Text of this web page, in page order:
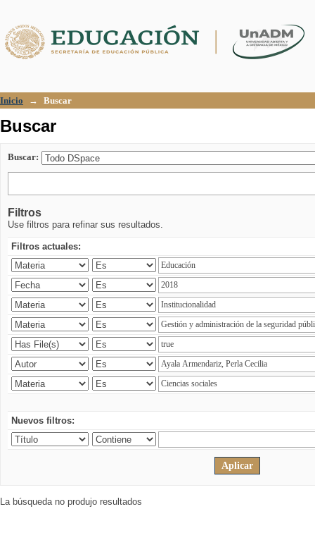
Inicio → Buscar
Buscar
Buscar:
Filtros
Use filtros para refinar sus resultados.
Filtros actuales:
Nuevos filtros:
La búsqueda no produjo resultados